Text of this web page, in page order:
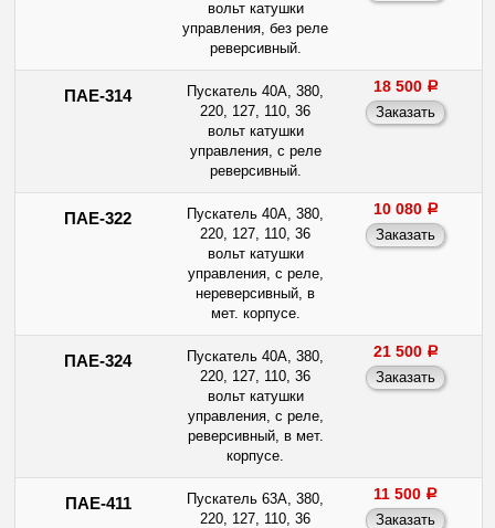
вольт катушки
управления, без реле
реверсивный.
ПАЕ-314
Пускатель 40А, 380,
220, 127, 110, 36
вольт катушки
управления, с реле
реверсивный.
18 500 a
ПАЕ-322
Пускатель 40А, 380,
220, 127, 110, 36
вольт катушки
управления, с реле,
нереверсивный, в
мет. корпусе.
10 080 a
ПАЕ-324
Пускатель 40А, 380,
220, 127, 110, 36
вольт катушки
управления, с реле,
реверсивный, в мет.
корпусе.
21 500 a
ПАЕ-411
Пускатель 63А, 380,
220, 127, 110, 36
11 500 a